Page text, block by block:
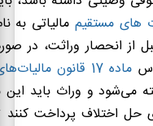
های مستقیممالیاتی به
از انحصار وراثت، در
ماده 17 قانون مالیات‌های مستقیم
می‌شود و وراث باید این
اختلاف پرداخت کنند